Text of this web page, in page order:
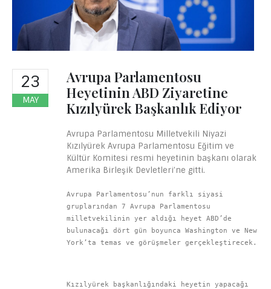
23
MAY
Avrupa Parlamentosu
Heyetinin ABD Ziyaretine
Kızılyürek Başkanlık Ediyor
Avrupa Parlamentosu Milletvekili Niyazi
Kızılyürek Avrupa Parlamentosu Eğitim ve
Kültür Komitesi resmi heyetinin başkanı olarak
Amerika Birleşik Devletleri’ne gitti.
Avrupa Parlamentosu’nun farklı siyasi
gruplarından 7 Avrupa Parlamentosu
milletvekilinin yer aldığı heyet ABD’de
bulunacağı dört gün boyunca Washington ve New
Kızılyürek başkanlığındaki heyetin yapacağı